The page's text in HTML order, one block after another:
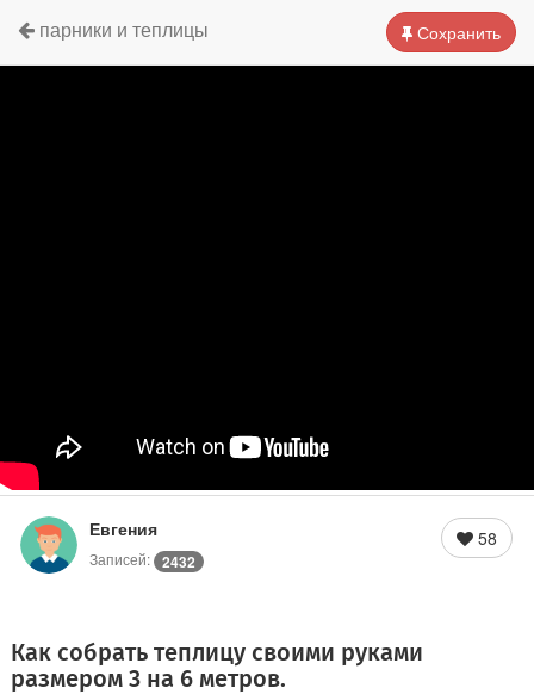
Сохранить
парники и теплицы
Евгения
Записей: 2432
58
Как собрать теплицу своими руками
размером 3 на 6 метров.